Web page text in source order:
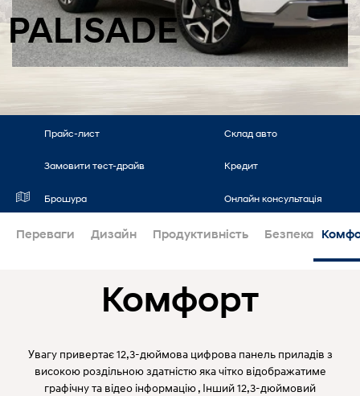
PALISADE
Прайс-лист Склад авто
Замовити тест-драйв Кредит
Брошура Онлайн консультація
Переваги Дизайн Продуктивність Безпека
Комфорт
Увагу привертає 12,3-дюймова цифрова панель приладів з
високою роздільною здатністю яка чітко відображатиме
графічну та відео інформацію , Інший 12,3-дюймовий